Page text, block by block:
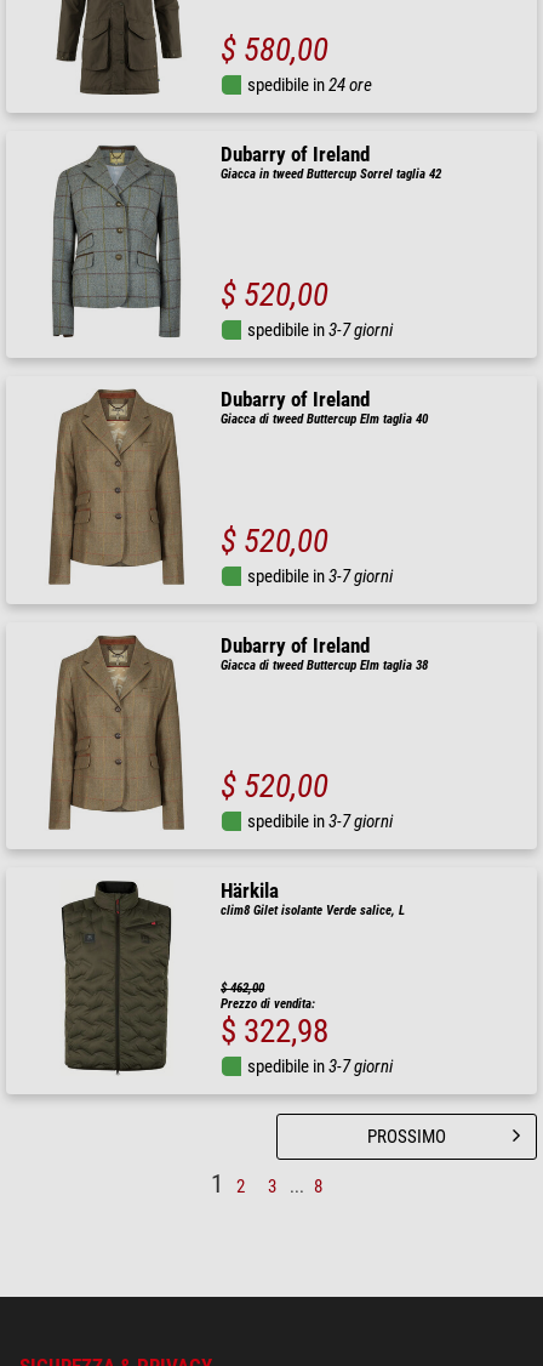
$ 580,00
spedibile in24 ore
Dubarry of Ireland
Giacca in tweed Buttercup Sorrel taglia 42
$ 520,00
spedibile in3-7 giorni
Dubarry of Ireland
Giacca di tweed Buttercup Elm taglia 40
$ 520,00
spedibile in3-7 giorni
Dubarry of Ireland
Giacca di tweed Buttercup Elm taglia 38
$ 520,00
spedibile in3-7 giorni
Härkila
clim8 Gilet isolante Verde salice, L
$ 462,00
Prezzo di vendita:
$ 322,98
spedibile in3-7 giorni
1 2 3 ... 8
PROSSIMO